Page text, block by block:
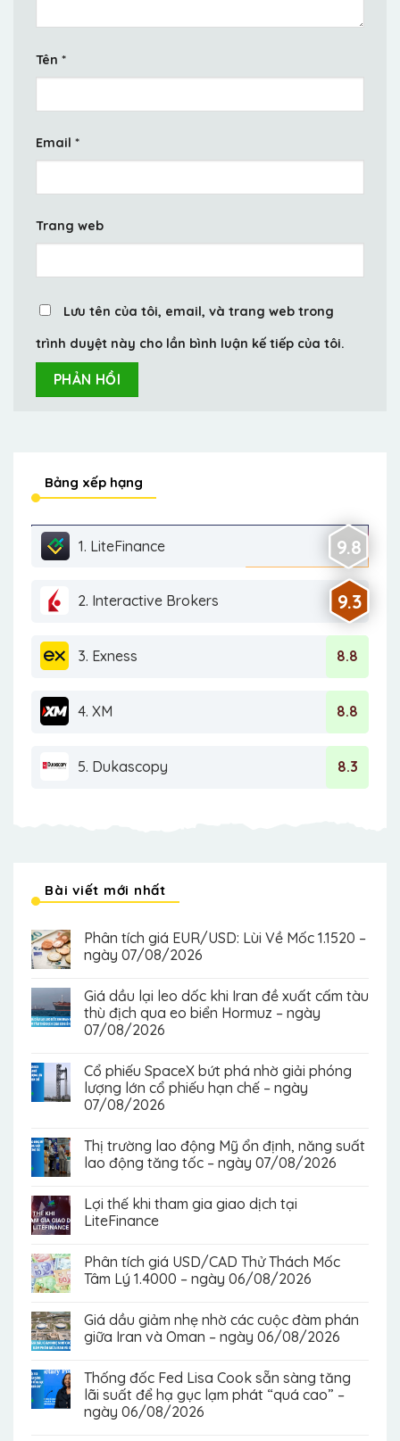
Tên *
Email *
Trang web
Lưu tên của tôi, email, và trang web trong
trình duyệt này cho lần bình luận kế tiếp của tôi.
Bảng xếp hạng
1. LiteFinance 9.8
2. Interactive Brokers 9.3
3. Exness 8.8
4. XM 8.8
5. Dukascopy 8.3
Bài viết mới nhất
Phân tích giá EUR/USD: Lùi Về Mốc 1.1520 –
ngày 07/08/2026
Giá dầu lại leo dốc khi Iran đề xuất cấm tàu
thù địch qua eo biển Hormuz – ngày
07/08/2026
Cổ phiếu SpaceX bứt phá nhờ giải phóng
lượng lớn cổ phiếu hạn chế – ngày
07/08/2026
Thị trường lao động Mỹ ổn định, năng suất
lao động tăng tốc – ngày 07/08/2026
Lợi thế khi tham gia giao dịch tại
LiteFinance
Phân tích giá USD/CAD Thử Thách Mốc
Tâm Lý 1.4000 – ngày 06/08/2026
Giá dầu giảm nhẹ nhờ các cuộc đàm phán
giữa Iran và Oman – ngày 06/08/2026
Thống đốc Fed Lisa Cook sẵn sàng tăng
lãi suất để hạ gục lạm phát “quá cao” –
ngày 06/08/2026